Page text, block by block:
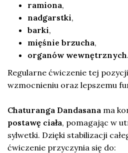
ramiona,
nadgarstki,
barki,
mięśnie brzucha,
organów wewnętrznych.
Regularne ćwiczenie tej
wzmocnieniu oraz lepszemu
Chaturanga Dandasana ma
postawę ciała, pomagając w
sylwetki. Dzięki stabilizacji
ćwiczenie przyczynia się do: